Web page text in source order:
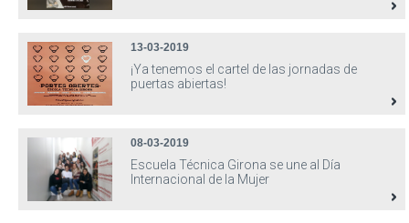
13-03-2019
¡Ya tenemos el cartel de las jornadas de
puertas abiertas!
08-03-2019
Escuela Técnica Girona se une al Día
Internacional de la Mujer